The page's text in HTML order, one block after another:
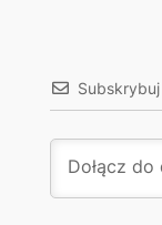
Subskrybuj